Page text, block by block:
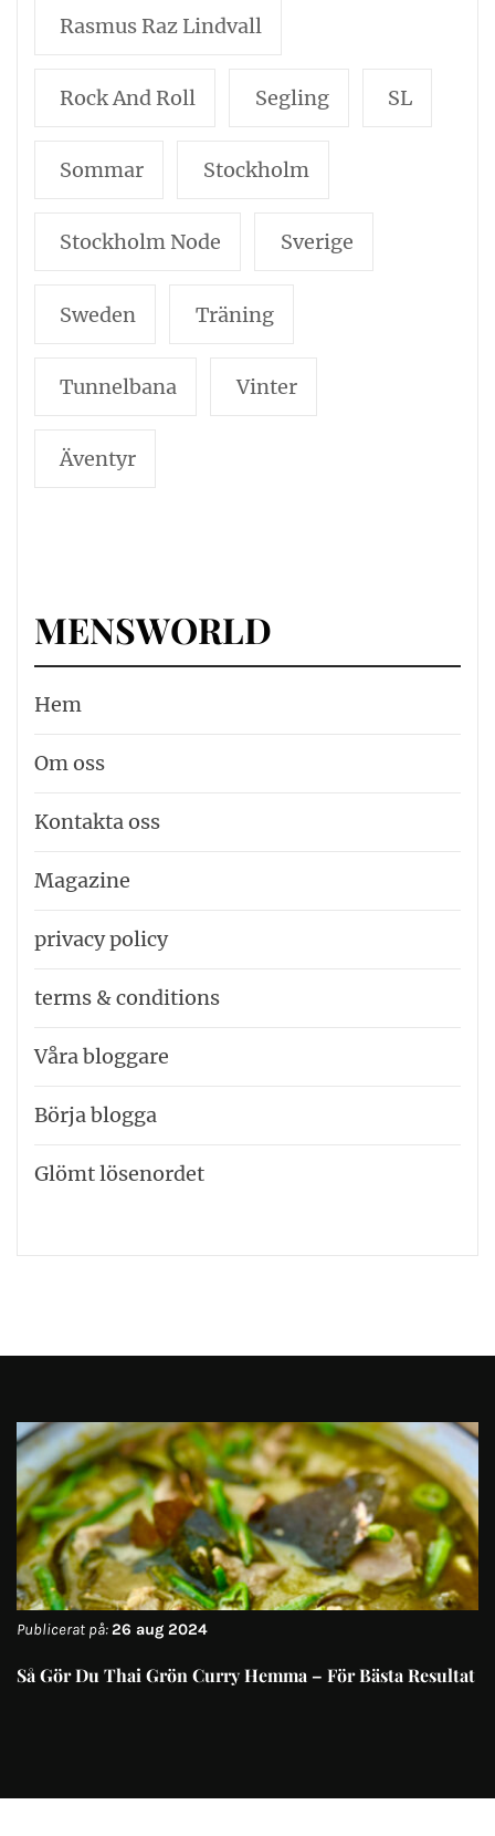
Rasmus Raz Lindvall
Rock And Roll Segling SL
Sommar Stockholm
Stockholm Node Sverige
Sweden Träning
Tunnelbana Vinter
Äventyr
MENSWORLD
Hem
Om oss
Kontakta oss
Magazine
privacy policy
terms & conditions
Våra bloggare
Börja blogga
Glömt lösenordet
Publicerat på:26 aug 2024
Så Gör Du Thai Grön Curry Hemma – För Bästa Resultat